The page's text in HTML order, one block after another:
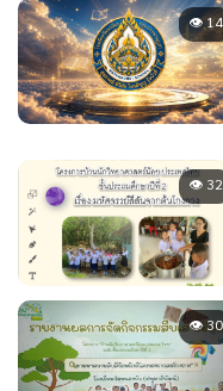
👁 14
👁 32
👁 30